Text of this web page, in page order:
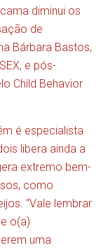
diminui os
de
Bárbara Bastos,
e pós-
Child Behavior
é especialista
libera ainda a
extremo bem-
como
“Vale lembrar
o(a)
uma